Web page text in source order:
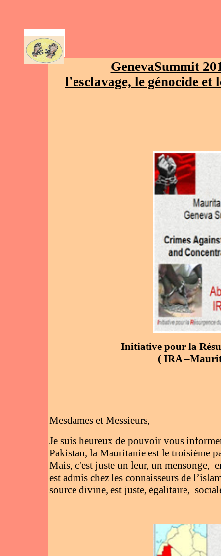
GenevaSummit
l'esclavage, le génocide et
Initiative pour la
( IRA
Mesdames et Messieurs,
Je suis heureux de pouvoir vous
Pakistan, la Mauritanie est le troisième
Mais, c'est juste un leur, un mensonge,
est admis chez les connaisseurs de
source divine, est juste, égalitaire,